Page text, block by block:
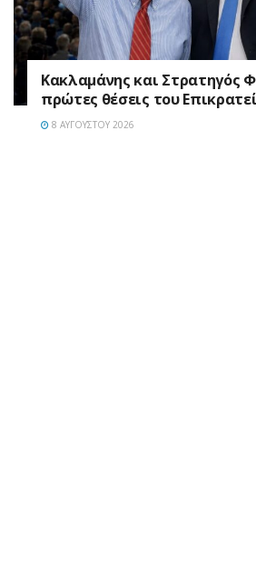
Κακλαμάνης και Στρατηγός
πρώτες θέσεις του
8 ΑΥΓΟΎΣΤΟΥ 2026